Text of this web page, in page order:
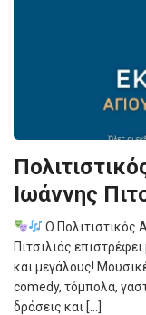
Ιωάννης
Ο Πολιτιστικός
Πιτσιλιάς
και μεγάλους!
comedy, τόμπολα,
δράσεις και […]